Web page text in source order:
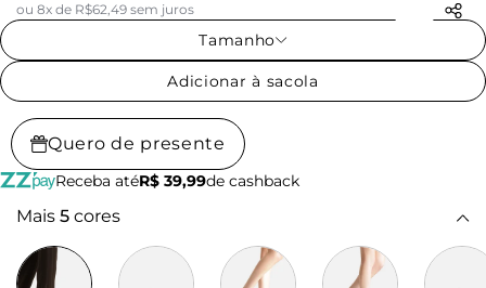
ou 8x de R$62,49 sem juros
Tamanho
Adicionar à sacola
Quero de presente
Receba atéR$ 39,99de cashback
Mais 5 cores